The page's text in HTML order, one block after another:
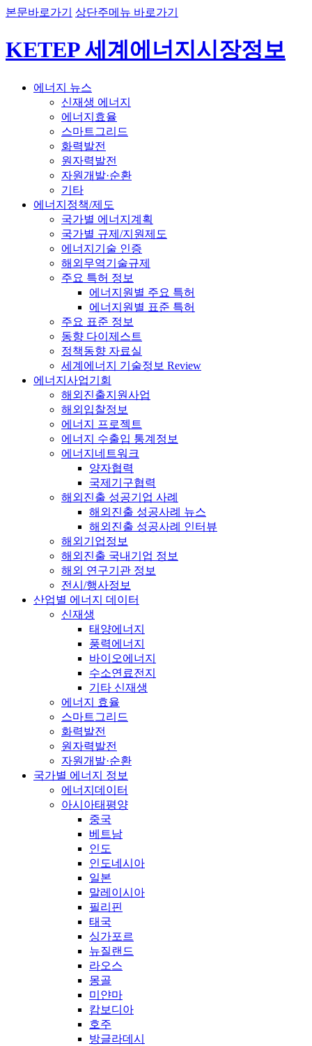
본문바로가기 상단주메뉴 바로가기
KETEP 세계에너지시장정보
에너지 뉴스
신재생 에너지
에너지효율
스마트그리드
화력발전
원자력발전
자원개발·순환
기타
에너지정책/제도
국가별 에너지계획
국가별 규제/지원제도
에너지기술 인증
해외무역기술규제
주요 특허 정보
에너지원별 주요 특허
에너지원별 표준 특허
주요 표준 정보
동향 다이제스트
정책동향 자료실
세계에너지 기술정보 Review
에너지사업기회
해외진출지원사업
해외입찰정보
에너지 프로젝트
에너지 수출입 통계정보
에너지네트워크
양자협력
국제기구협력
해외진출 성공기업 사례
해외진출 성공사례 뉴스
해외진출 성공사례 인터뷰
해외기업정보
해외진출 국내기업 정보
해외 연구기관 정보
전시/행사정보
산업별 에너지 데이터
신재생
태양에너지
풍력에너지
바이오에너지
수소연료전지
기타 신재생
에너지 효율
스마트그리드
화력발전
원자력발전
자원개발·순환
국가별 에너지 정보
에너지데이터
아시아태평양
중국
베트남
인도
인도네시아
일본
말레이시아
필리핀
태국
싱가포르
뉴질랜드
라오스
몽골
미얀마
캄보디아
호주
방글라데시